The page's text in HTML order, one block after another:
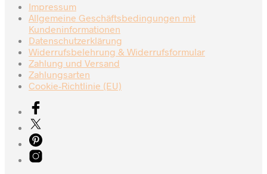
Impressum
Allgemeine Geschäftsbedingungen mit
Kundeninformationen
Datenschutzerklärung
Widerrufsbelehrung & Widerrufsformular
Zahlung und Versand
Zahlungsarten
Cookie-Richtlinie (EU)